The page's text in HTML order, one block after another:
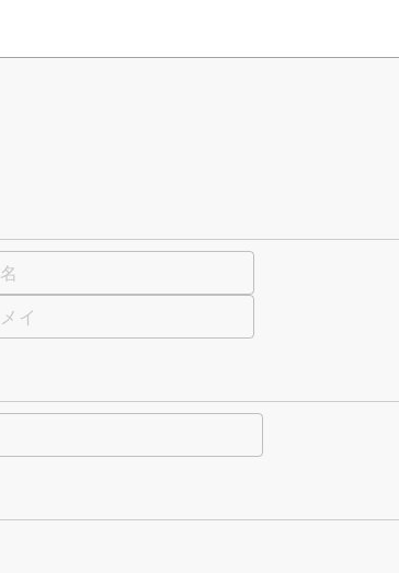
名
メイ